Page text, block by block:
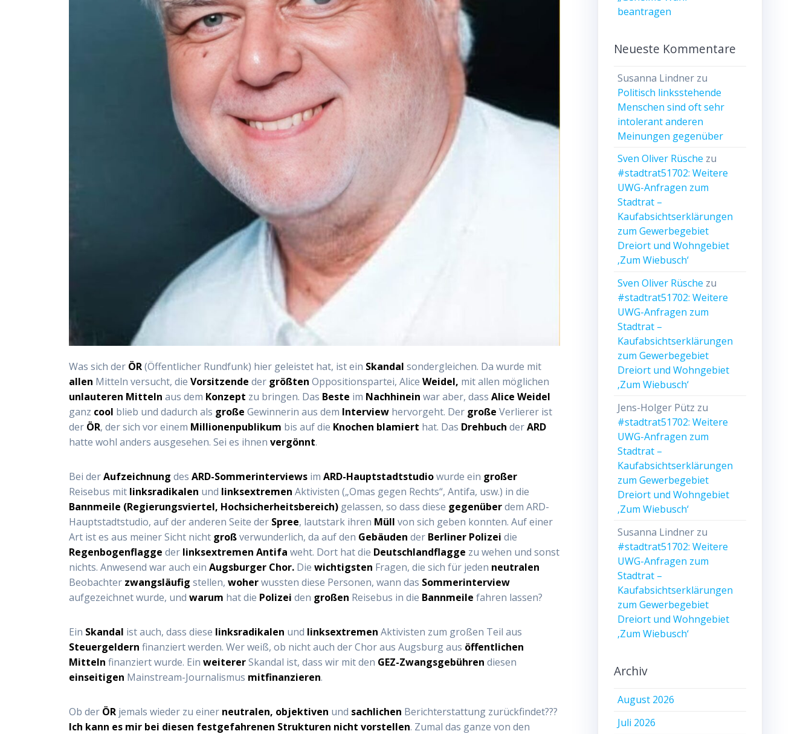
Was sich der ÖR(Öffentlicher Rundfunk) hier geleistet hat, ist ein Skandal sondergleichen. Da wurde mit
allen Mitteln versucht, dieVorsitzende der größten Oppositionspartei, Alice Weidel, mit allen möglichen
unlauteren Mitteln aus dem Konzept zu bringen. Das Beste im Nachhinein war aber, dassAlice Weidel
ganz cool blieb und dadurch als große Gewinnerinaus dem Interview hervorgeht. Der große Verlierer ist
der ÖR, der sich vor einem Millionenpublikum bis auf die Knochen blamiert hat. Das Drehbuch derARD
hatte wohl anders ausgesehen. Sei es ihnenvergönnt.
Bei derAufzeichnung desARD-Sommerinterviews imARD-Hauptstadtstudiowurde ein großer
Reisebus mit linksradikalen und linksextremen Aktivisten („Omas gegen Rechts“, Antifa, usw.) in die
Bannmeile (Regierungsviertel, Hochsicherheitsbereich) gelassen, so dass diese gegenüberdem ARD-
Hauptstadtstudio, auf der anderen Seite der Spree, lautstark ihren Müll von sich geben konnten. Auf einer
Art ist es aus meiner Sicht nicht großverwunderlich, da auf den Gebäuden der Berliner Polizei die
Regenbogenflagge der linksextremen Antifa weht. Dort hat die Deutschlandflagge zu wehen und sonst
nichts. Anwesend war auch einAugsburger Chor. Diewichtigsten Fragen, die sich für jeden neutralen
Beobachter zwangsläufig stellen,woherwussten diese Personen, wann das Sommerinterview
aufgezeichnet wurde, undwarum hat die Polizei den großen Reisebus in die Bannmeile fahren lassen?
Ein Skandal ist auch, dass diese linksradikalen und linksextremen Aktivisten zum großen Teil aus
Steuergeldern finanziert werden. Wer weiß, ob nicht auch der Chor aus Augsburg aus öffentlichen
Mitteln finanziert wurde. EinweitererSkandal ist, dass wir mit den GEZ-Zwangsgebühren diesen
einseitigen Mainstream-Journalismus mitfinanzieren.
Ob der ÖR jemals wieder zu einer neutralen, objektiven und sachlichen Berichterstattung zurückfindet???
Ich kann es mir bei diesen festgefahrenen Strukturen nicht vorstellen. Zumal das ganze von den
beantragen
Neueste Kommentare
Susanna Lindner zu
Politisch linksstehende
Menschen sind oft sehr
intolerant anderen
Meinungen gegenüber
Sven Oliver Rüsche zu
#stadtrat51702: Weitere
UWG-Anfragen zum
Stadtrat –
Kaufabsichtserklärungen
zum Gewerbegebiet
Dreiort und Wohngebiet
‚Zum Wiebusch‘
Sven Oliver Rüsche zu
#stadtrat51702: Weitere
UWG-Anfragen zum
Stadtrat –
Kaufabsichtserklärungen
zum Gewerbegebiet
Dreiort und Wohngebiet
‚Zum Wiebusch‘
Jens-Holger Pütz zu
#stadtrat51702: Weitere
UWG-Anfragen zum
Stadtrat –
Kaufabsichtserklärungen
zum Gewerbegebiet
Dreiort und Wohngebiet
‚Zum Wiebusch‘
Susanna Lindner zu
#stadtrat51702: Weitere
UWG-Anfragen zum
Stadtrat –
Kaufabsichtserklärungen
zum Gewerbegebiet
Dreiort und Wohngebiet
‚Zum Wiebusch‘
Archiv
August 2026
Juli 2026